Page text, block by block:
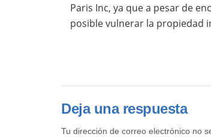
Paris Inc, ya que a pesar de
posible vulnerar la propiedad
Deja una respuesta
Tu dirección de correo electrónico no